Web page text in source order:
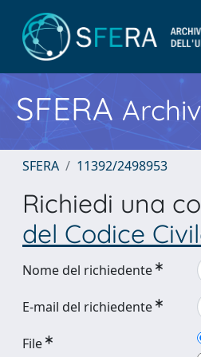
SFERA
SFERA 11392/2498953
Richiedi una
del Codice
Nome del richiedente
E-mail del richiedente
File